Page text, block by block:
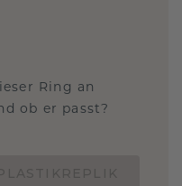
Ring an
ob er passt?